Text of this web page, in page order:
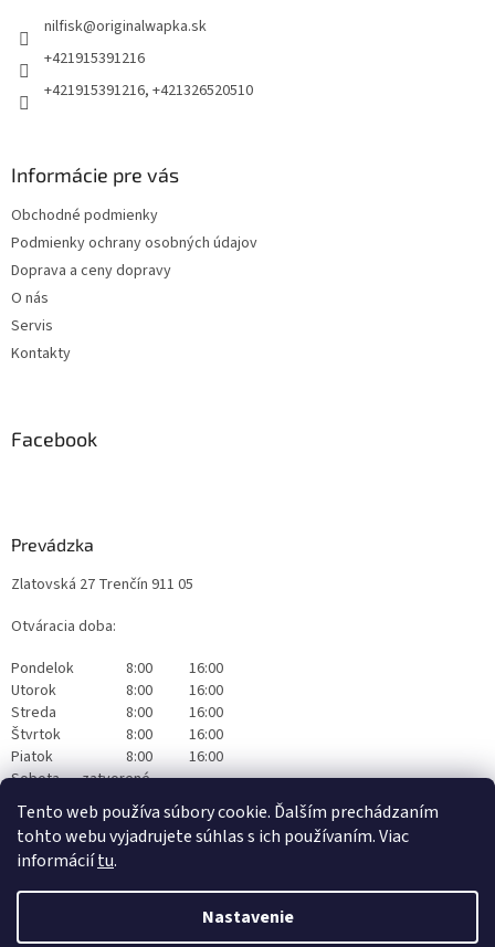
Tento web používa súbory cookie. Ďalším prechádzaním
tohto webu vyjadrujete súhlas s ich používaním. Viac
informáciítu.
Nastavenie
nilfisk@originalwapka.sk
+421915391216
+421915391216, +421326520510
Informácie pre vás
Obchodné podmienky
Podmienky ochrany osobných údajov
Doprava a ceny dopravy
O nás
Servis
Kontakty
Facebook
Prevádzka
Zlatovská 27 Trenčín 911 05
Otváracia doba:
Pondelok
8:00
16:00
Utorok
8:00
16:00
Streda
8:00
16:00
Štvrtok
8:00
16:00
Piatok
8:00
16:00
Sobota
zatvorené
Nedeľa
zatvorené
Vytvoril Shoptet|Realizoval Appgrade